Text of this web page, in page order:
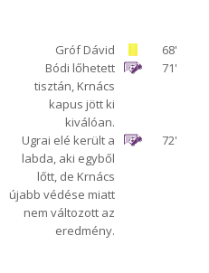
68'
Gróf Dávid
71'
Bódi lőhetett
tisztán, Krnács
kapus jött ki
kiválóan.
72'
Ugrai elé került a
labda, aki egyből
lőtt, de Krnács
újabb védése miatt
nem változott az
eredmény.